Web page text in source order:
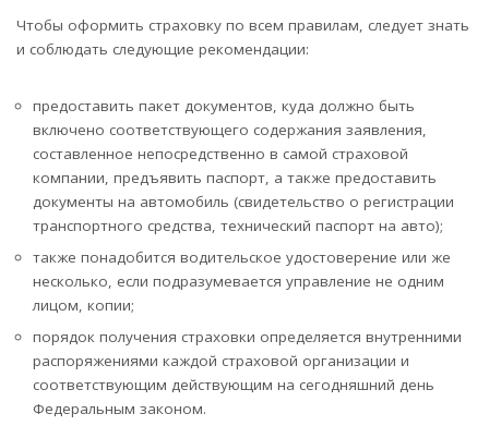
Чтобы оформить страховку по всем правилам, следует знать
и соблюдать следующие рекомендации:
предоставить пакет документов, куда должно быть
включено соответствующего содержания заявления,
составленное непосредственно в самой страховой
компании, предъявить паспорт, а также предоставить
документы на автомобиль (свидетельство о регистрации
транспортного средства, технический паспорт на авто);
также понадобится водительское удостоверение или же
несколько, если подразумевается управление не одним
лицом, копии;
порядок получения страховки определяется внутренними
распоряжениями каждой страховой организации и
соответствующим действующим на сегодняшний день
Федеральным законом.